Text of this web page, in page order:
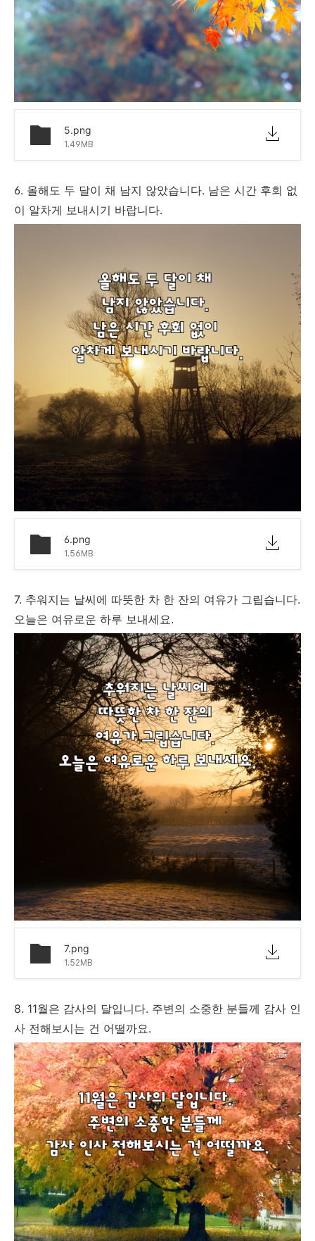
5.png
1.49MB
6. 올해도 두 달이 채 남지 않았습니다. 남은 시간 후회 없
이 알차게 보내시기 바랍니다.
6.png
1.56MB
7. 추워지는 날씨에 따뜻한 차 한 잔의 여유가 그립습니다.
오늘은 여유로운 하루 보내세요.
7.png
1.52MB
8. 11월은 감사의 달입니다. 주변의 소중한 분들께 감사 인
사 전해보시는 건 어떨까요.